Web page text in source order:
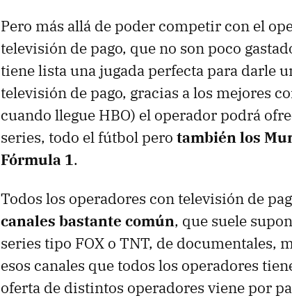
Pero más allá de poder competir con el
televisión de pago, que no son poco
tiene lista una jugada perfecta para darle
televisión de pago, gracias a los mejores
cuando llegue HBO) el operador podrá
series, todo el fútbol pero también los
Fórmula 1.
Todos los operadores con televisión de
canales bastante común, que suele
series tipo FOX o TNT, de documentales,
esos canales que todos los operadores
oferta de distintos operadores viene por